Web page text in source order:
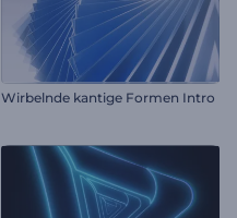
Wirbelnde kantige Formen Intro